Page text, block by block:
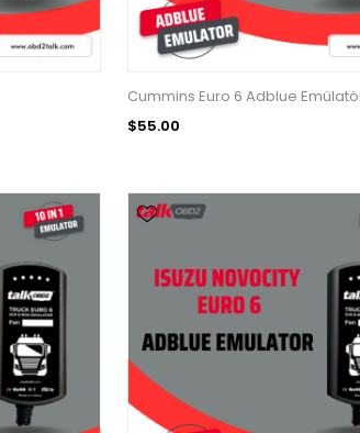
Cummins Euro 6 Adblue
$55.00